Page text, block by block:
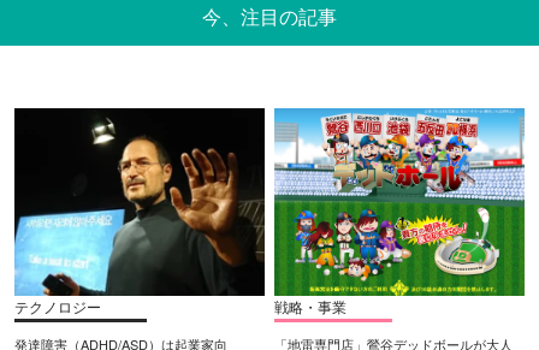
今、注目の記事
テクノロジー
発達障害（ADHD/ASD）は起業家向
戦略・事業
「地雷専門店」鶯谷デッドボールが大人